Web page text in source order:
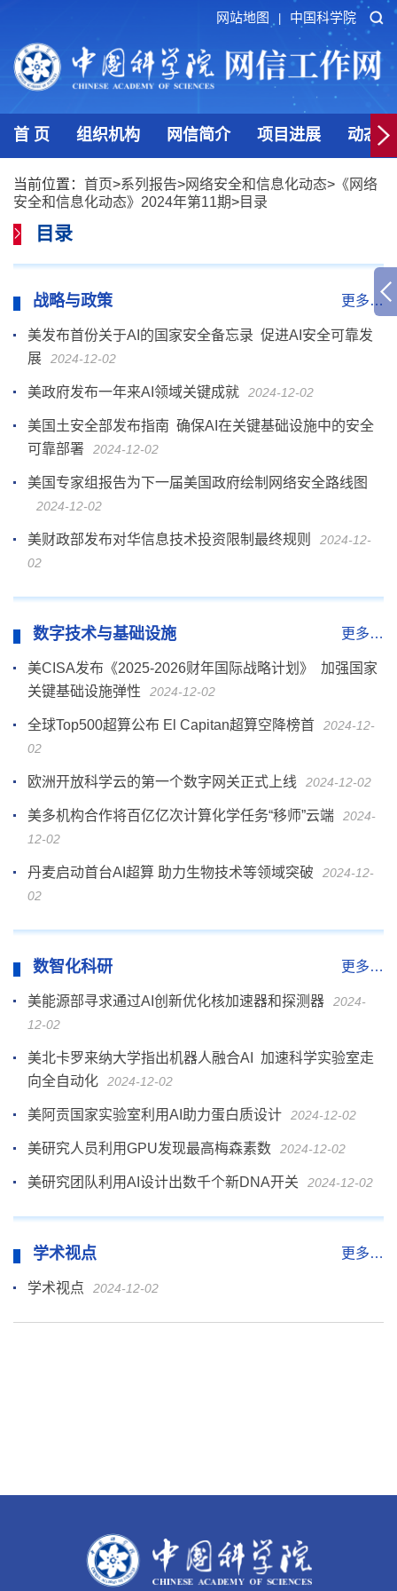
网站地图 中国科学院
首 页 组织机构 网信简介 项目进展 动态
当前位置： 首页>系列报告>网络安全和信息化动态> 《网络
安全和信息化动态》2024年第11期>目录
目录
战略与政策 更多…
美发布首份关于AI的国家安全备忘录 促进AI安全可靠发
展
2024-12-02
美政府发布一年来AI领域关键成就 2024-12-02
美国土安全部发布指南 确保AI在关键基础设施中的安全
可靠部署
2024-12-02
美国专家组报告为下一届美国政府绘制网络安全路线图
2024-12-02
美财政部发布对华信息技术投资限制最终规则
2024-12-
02
数字技术与基础设施 更多…
美CISA发布《2025-2026财年国际战略计划》 加强国家
关键基础设施弹性
2024-12-02
全球Top500超算公布 El Capitan超算空降榜首
2024-12-
02
欧洲开放科学云的第一个数字网关正式上线 2024-12-02
美多机构合作将百亿亿次计算化学任务“移师”云端
2024-
12-02
丹麦启动首台AI超算 助力生物技术等领域突破
2024-12-
02
数智化科研 更多…
美能源部寻求通过AI创新优化核加速器和探测器
2024-
12-02
美北卡罗来纳大学指出机器人融合AI 加速科学实验室走
向全自动化
2024-12-02
美阿贡国家实验室利用AI助力蛋白质设计 2024-12-02
美研究人员利用GPU发现最高梅森素数 2024-12-02
美研究团队利用AI设计出数千个新DNA开关 2024-12-02
学术视点 更多…
学术视点 2024-12-02